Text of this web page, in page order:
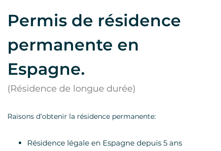
Permis de résidence
permanente en
Espagne.
(Résidence de longue durée)
Raisons d’obtenir la résidence permanente:
Résidence légale en Espagne depuis 5 ans